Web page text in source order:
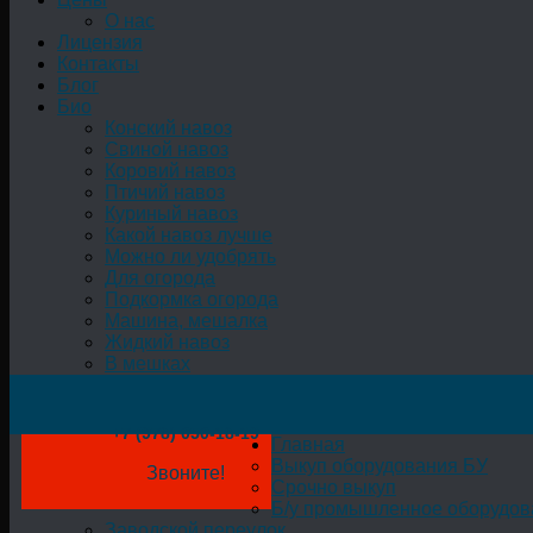
О нас
Лицензия
Контакты
Блог
Био
Конский навоз
Свиной навоз
Коровий навоз
Птичий навоз
Куриный навоз
Какой навоз лучше
Можно ли удобрять
Для огорода
Подкормка огорода
Машина, мешалка
Жидкий навоз
В мешках
+7 (978) 050-18-19
Звоните!
Главная
Выкуп оборудования БУ
Срочно выкуп
Б/у промышленное